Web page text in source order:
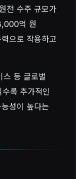
전 수주 규모가
억 원
으로 작용하고
등 글로벌
록 추가적인
성이 높다는